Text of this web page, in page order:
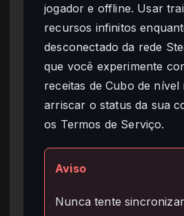
jogador e offline. Usar
recursos infinitos
desconectado da rede
que você experimente
receitas de Cubo de nível
arriscar o status da sua
os Termos de Serviço.
Aviso
Nunca tente